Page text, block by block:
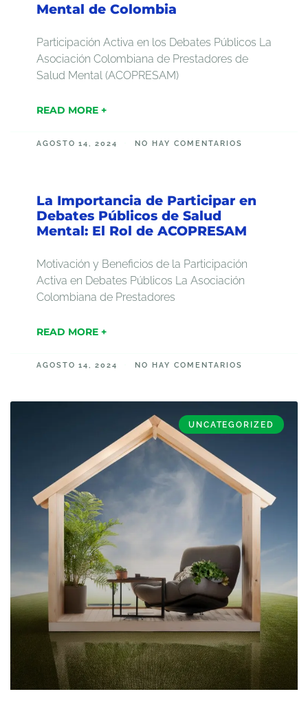
Mental de Colombia
Participación Activa en los Debates Públicos La
Asociación Colombiana de Prestadores de
Salud Mental (ACOPRESAM)
READ MORE +
AGOSTO 14, 2024 NO HAY COMENTARIOS
La Importancia de Participar en
Debates Públicos de Salud
Mental: El Rol de ACOPRESAM
Motivación y Beneficios de la Participación
Activa en Debates Públicos La Asociación
Colombiana de Prestadores
READ MORE +
AGOSTO 14, 2024 NO HAY COMENTARIOS
UNCATEGORIZED